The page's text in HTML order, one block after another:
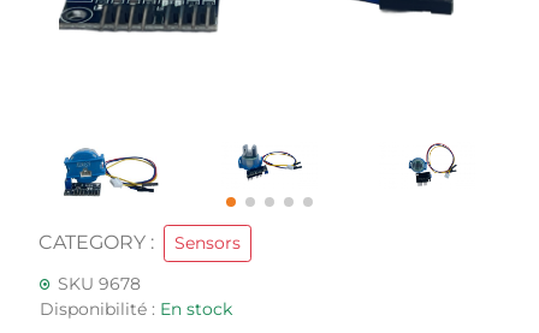
CATEGORY :
Sensors
SKU 9678
Disponibilité : En stock